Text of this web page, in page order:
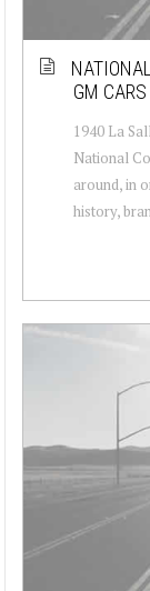
GM CARS
1940 La
National
around, in
history,